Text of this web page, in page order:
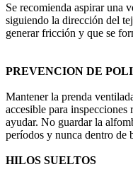
Se recomienda aspirar una
siguiendo la dirección del
generar fricción y que se
PREVENCION DE
Mantener la prenda
accesible para inspecciones
ayudar. No guardar la
períodos y nunca dentro de
HILOS SUELTOS